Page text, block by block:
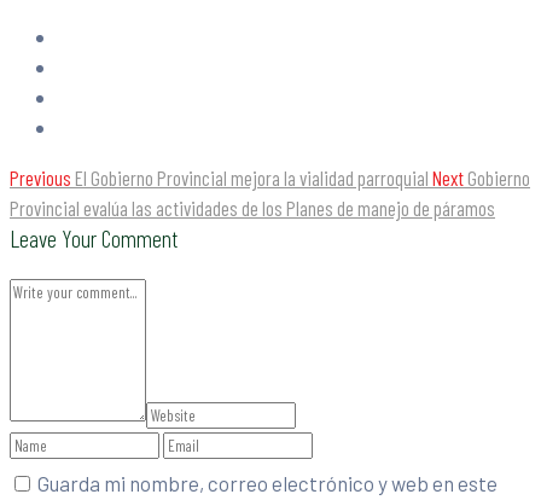
Previous El Gobierno Provincial mejora la vialidad parroquial Next Gobierno
Provincial evalúa las actividades de los Planes de manejo de páramos
Leave Your Comment
Guarda mi nombre, correo electrónico y web en este